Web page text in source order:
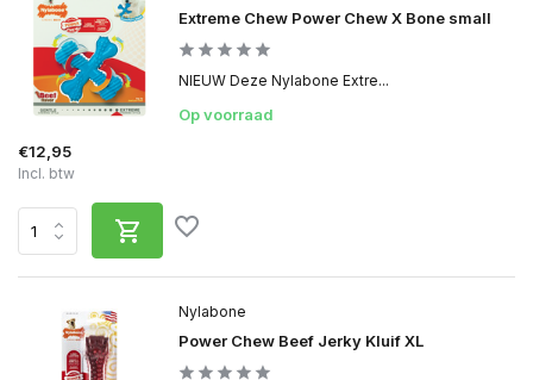
Nylabone
Power Chew Beef Jerky Kluif XL
Extreme Chew Power Chew X Bone small
NIEUW Deze Nylabone Extre...
Op voorraad
€12,95
Incl. btw